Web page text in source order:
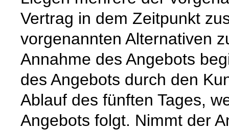
Vertrag in dem Zeitpunkt
vorgenannten Alternativen
Annahme des Angebots
des Angebots durch den
Ablauf des fünften Tages,
Angebots folgt. Nimmt der